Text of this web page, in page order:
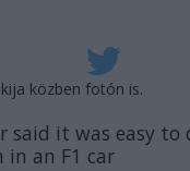
közben fotón is.
said it was easy to
an F1 car